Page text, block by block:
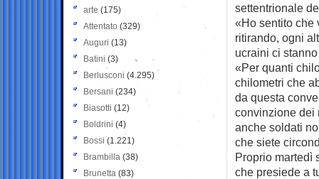
settentrionale
«Ho sentito che
ritirando, ogni
ucraini ci
«Per quanti
chilometri che
da questa
convinzione dei
anche soldati
che siete
Proprio martedì
che presiede a
arte (175)
Attentato (329)
Auguri (13)
Batini (3)
Berlusconi (4.295)
Bersani (234)
Biasotti (12)
Boldrini (4)
Bossi (1.221)
Brambilla (38)
Brunetta (83)